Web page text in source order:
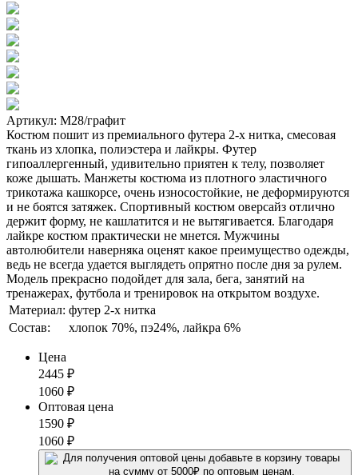
Артикул: М28/графит
Костюм пошит из премиального футера 2-х нитка, смесовая
ткань из хлопка, полиэстера и лайкры. Футер
гипоаллергенный, удивительно приятен к телу, позволяет
коже дышать. Манжеты костюма из плотного эластичного
трикотажа кашкорсе, очень износостойкие, не деформируются
и не боятся затяжек. Спортивный костюм оверсайз отлично
держит форму, не кашлатится и не вытягивается. Благодаря
лайкре костюм практически не мнется. Мужчины
автолюбители наверняка оценят какое преимущество одежды,
ведь не всегда удается выглядеть опрятно после дня за рулем.
Модель прекрасно подойдет для зала, бега, занятий на
тренажерах, футбола и тренировок на открытом воздухе.
Материал: футер 2-х нитка
Состав:
хлопок 70%, пэ24%, лайкра 6%
Цена
2445 ₽
1060 ₽
Оптовая цена
1590 ₽
1060 ₽